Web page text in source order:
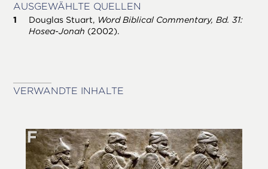
AUSGEWÄHLTE QUELLEN
Douglas Stuart, Word Biblical Commentary, Bd. 31:
Hosea-Jonah (2002).
VERWANDTE INHALTE